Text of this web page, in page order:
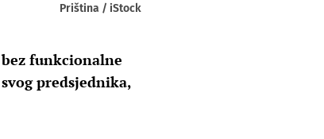
Priština / iStock
funkcionalne
predsjednika,